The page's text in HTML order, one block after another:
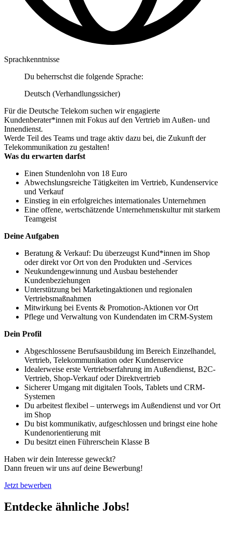
Sprachkenntnisse
Du beherrschst die folgende Sprache:
Deutsch (Verhandlungssicher)
Für die Deutsche Telekom suchen wir engagierte
Kundenberater*innen mit Fokus auf den Vertrieb im Außen- und
Innendienst.
Werde Teil des Teams und trage aktiv dazu bei, die Zukunft der
Telekommunikation zu gestalten!
Was du erwarten darfst
Einen Stundenlohn von 18 Euro
Abwechslungsreiche Tätigkeiten im Vertrieb, Kundenservice
und Verkauf
Einstieg in ein erfolgreiches internationales Unternehmen
Eine offene, wertschätzende Unternehmenskultur mit starkem
Teamgeist
Deine Aufgaben
Beratung & Verkauf: Du überzeugst Kund*innen im Shop
oder direkt vor Ort von den Produkten und -Services
Neukundengewinnung und Ausbau bestehender
Kundenbeziehungen
Unterstützung bei Marketingaktionen und regionalen
Vertriebsmaßnahmen
Mitwirkung bei Events & Promotion-Aktionen vor Ort
Pflege und Verwaltung von Kundendaten im CRM-System
Dein Profil
Abgeschlossene Berufsausbildung im Bereich Einzelhandel,
Vertrieb, Telekommunikation oder Kundenservice
Idealerweise erste Vertriebserfahrung im Außendienst, B2C-
Vertrieb, Shop-Verkauf oder Direktvertrieb
Sicherer Umgang mit digitalen Tools, Tablets und CRM-
Systemen
Du arbeitest flexibel – unterwegs im Außendienst und vor Ort
im Shop
Du bist kommunikativ, aufgeschlossen und bringst eine hohe
Kundenorientierung mit
Du besitzt einen Führerschein Klasse B
Haben wir dein Interesse geweckt?
Dann freuen wir uns auf deine Bewerbung!
Jetzt bewerben
Entdecke ähnliche Jobs!